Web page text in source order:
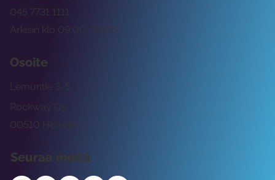
Arkisin klo 09:00 -15:00
045 7731 1111
Osoite
Rockway Oy
Lemuntie 3-5
00510 Helsinki
Seuraa meitä